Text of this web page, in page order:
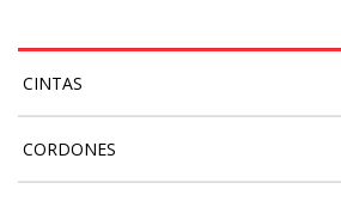
CINTAS
CORDONES